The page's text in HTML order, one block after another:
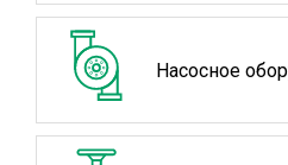
Насосное